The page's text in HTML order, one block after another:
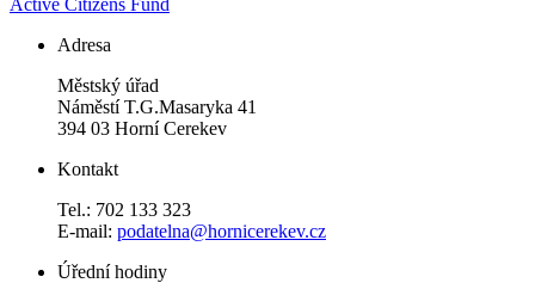
Adresa
Městský úřad
Náměstí T.G.Masaryka 41
394 03 Horní Cerekev
Kontakt
Tel.: 702 133 323
E-mail: podatelna@hornicerekev.cz
Úřední hodiny